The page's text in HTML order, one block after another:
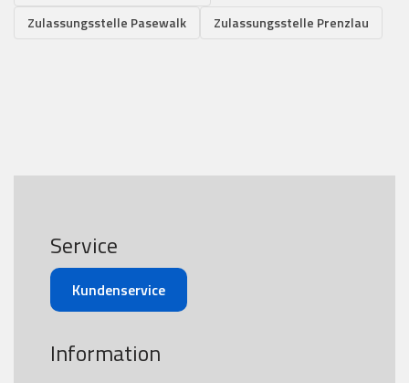
Zulassungsstelle Pasewalk
Zulassungsstelle Prenzlau
Service
Kundenservice
Information